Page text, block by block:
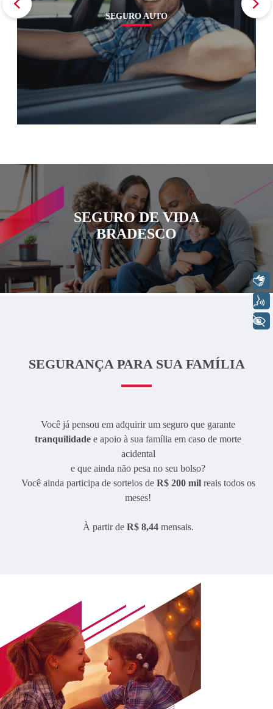
SEGURO AUTO
SEGURO DE VIDA
BRADESCO
SEGURANÇA PARA SUA FAMÍLIA
Você já pensou em adquirir um seguro que garante
tranquilidade e apoio à sua família em caso de morte
acidental
e que ainda não pesa no seu bolso?
Você ainda participa de sorteios de R$ 200 milreais todos os
meses!
À partir de R$ 8,44mensais.
Libras